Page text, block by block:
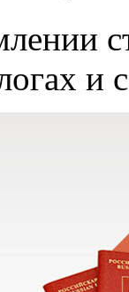
и